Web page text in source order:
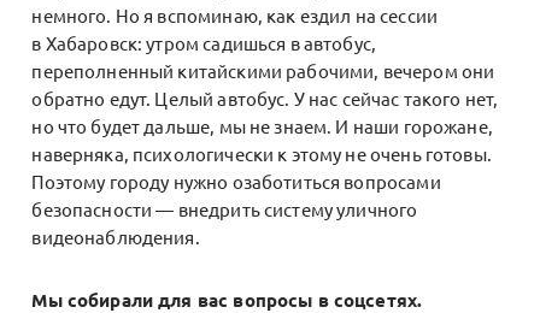
немного. Но я вспоминаю, как ездил на сессии
в Хабаровск: утром садишься в автобус,
переполненный китайскими рабочими, вечером они
обратно едут. Целый автобус. У нас сейчас такого нет,
но что будет дальше, мы не знаем. И наши горожане,
наверняка, психологически к этому не очень готовы.
Поэтому городу нужно озаботиться вопросами
безопасности — внедрить систему уличного
видеонаблюдения.
Мы собирали для вас вопросы в соцсетях.